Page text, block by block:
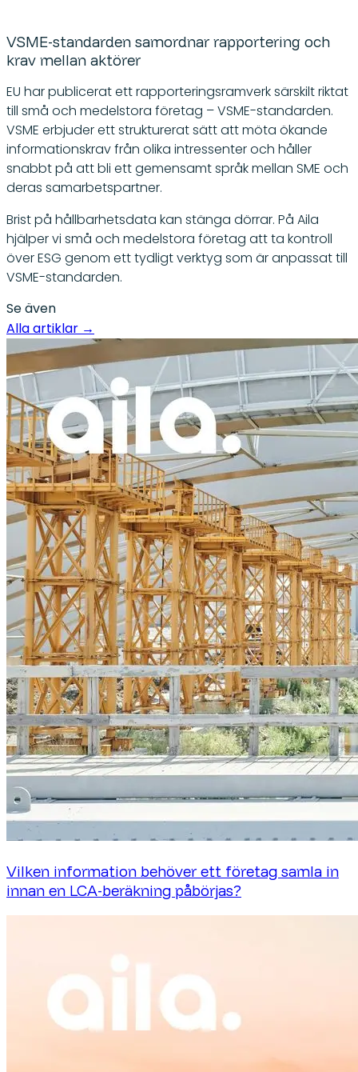
VSME-standarden samordnar rapportering och
krav mellan aktörer
EU har publicerat ett rapporteringsramverk särskilt riktat
till små och medelstora företag – VSME-standarden.
VSME erbjuder ett strukturerat sätt att möta ökande
informationskrav från olika intressenter och håller
snabbt på att bli ett gemensamt språk mellan SME och
deras samarbetspartner.
Brist på hållbarhetsdata kan stänga dörrar. På Aila
hjälper vi små och medelstora företag att ta kontroll
över ESG genom ett tydligt verktyg som är anpassat till
VSME-standarden.
Se även
Alla artiklar →
Vilken information behöver ett företag samla in
innan en LCA-beräkning påbörjas?